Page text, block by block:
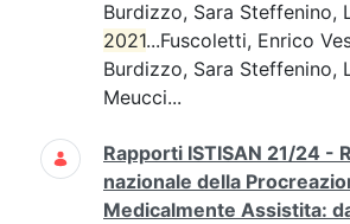
Burdizzo, Sara Steffenino,
2021...Fuscoletti, Enrico
Burdizzo, Sara Steffenino,
Meucci...
Rapporti ISTISAN 21/24 -
nazionale della
Medicalmente Assistita: